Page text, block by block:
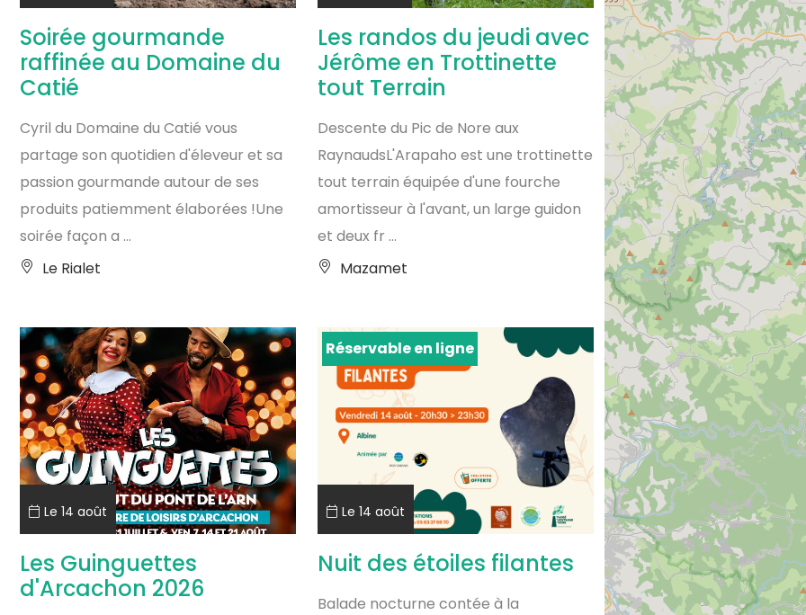
Soirée gourmande
raffinée au Domaine du
Catié
Cyril du Domaine du Catié vous
partage son quotidien d'éleveur et sa
passion gourmande autour de ses
produits patiemment élaborées !Une
soirée façon a ...
Le Rialet
Les randos du jeudi avec
Jérôme en Trottinette
tout Terrain
Descente du Pic de Nore aux
RaynaudsL'Arapaho est une trottinette
tout terrain équipée d'une fourche
amortisseur à l'avant, un large guidon
et deux fr ...
Mazamet
Le 14 août
Les Guinguettes
d'Arcachon 2026
Réservable en ligne
Le 14 août
Nuit des étoiles filantes
Balade nocturne contée à la